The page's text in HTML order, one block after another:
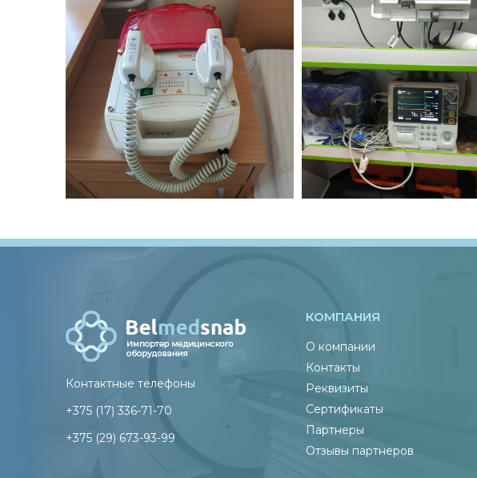
Контактные телефоны
+375 (17) 336-71-70
+375 (29) 673-93-99
КОМПАНИЯ
О компании
Контакты
Реквизиты
Сертификаты
Партнеры
Отзывы партнеров